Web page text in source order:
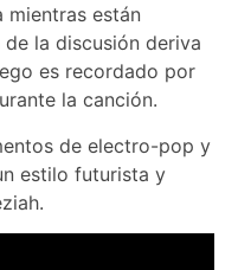
mientras están
de la discusión deriva
es recordado por
la canción.
de electro-pop y
estilo futurista y